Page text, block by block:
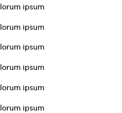
lorum ipsum
lorum ipsum
lorum ipsum
lorum ipsum
lorum ipsum
lorum ipsum